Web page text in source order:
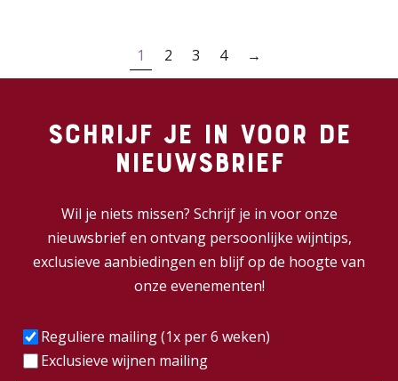
1 2 3 4 →
Schrijf je in voor de
nieuwsbrief
Wil je niets missen? Schrijf je in voor onze
nieuwsbrief en ontvang persoonlijke wijntips,
exclusieve aanbiedingen en blijf op de hoogte van
onze evenementen!
Frequentie(Vereist)
Reguliere mailing (1x per 6 weken)
Exclusieve wijnen mailing